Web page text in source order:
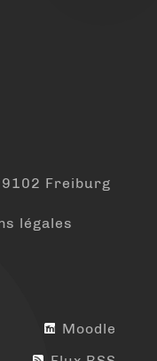
Freiburg
légales
Moodle